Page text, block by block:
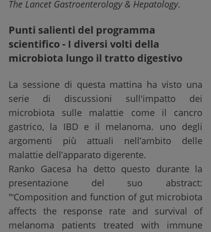
The Lancet Gastroenterology & Hepatology.
Punti salienti del programma
scientifico - I diversi volti della
microbiota lungo il tratto digestivo
La sessione di questa mattina ha visto una
serie di discussioni sull'impatto dei
microbiota sulle malattie come il cancro
gastrico, la IBD e il melanoma. uno degli
argomenti più attuali nell’ambito delle
malattie dell’apparato digerente.
Ranko Gacesa ha detto questo durante la
presentazione del suo abstract:
"‘Composition and function of gut microbiota
affects the response rate and survival of
melanoma patients treated with immune